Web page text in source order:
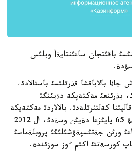
باقئتجان ساعئنتايةأ وبلئس
بالاباقشا قذرئلئسئ باستالادئ،
بذرئنعئ مةكتةپكة دةيئنگئ
23 عيماراتئ قالپئنا كةلتئرئلةدئ. بالالاردئ مةكتةپكة
دةيئنگئ دايئندئقپةن قامتؤ 65 پايئزعا دةيئن وسةدئ، ال 2012
ورئن جةتئسپةؤشئلئگئ پروبلةماسئ
كورسةتتئ اكئم ءوز سوزئندة.